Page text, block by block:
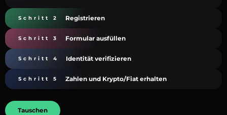
Schritt 2 Registrieren
Schritt 3 Formular ausfüllen
Schritt 4 Identität verifizieren
Schritt 5 Zahlen und Krypto/Fiat erhalten
Tauschen